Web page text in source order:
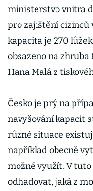
ministerstvo vnitra
pro zajištění cizinců
kapacita je 270
obsazeno na zhruba
Hana Malá z
Česko je prý na
navyšování kapacit
různé situace
například obecně
možné využít. V
odhadovat, jaká z